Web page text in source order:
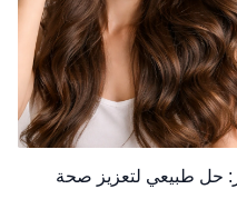
حل طبيعي لتعزيز صحة